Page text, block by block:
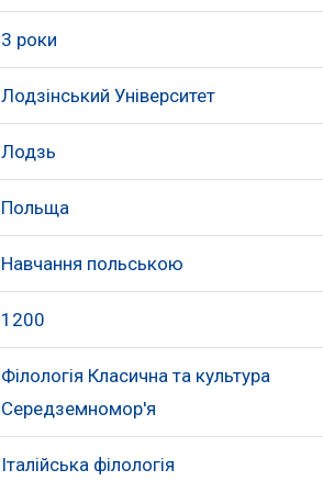
3 роки
Лодзінський Університет
Лодзь
Польща
Навчання польською
1200
Філологія Класична та культура
Середземномор'я
Італійська філологія